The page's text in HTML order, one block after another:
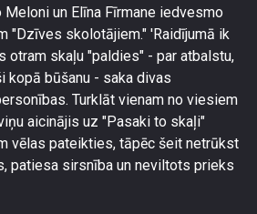
un Elīna Fīrmane iedvesmo
"Dzīves skolotājiem." 'Raidījumā ik
otram skaļu "paldies" - par atbalstu,
kopā būšanu - saka divas
Turklāt vienam no viesiem
aicinājis uz "Pasaki to skaļi"
vēlas pateikties, tāpēc šeit netrūkst
patiesa sirsnība un neviltots prieks